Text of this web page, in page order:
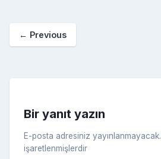
o
a
c a
ki
← Previous
Bir yanıt yazın
E-posta adresiniz yayınlanmayacak.
işaretlenmişlerdir